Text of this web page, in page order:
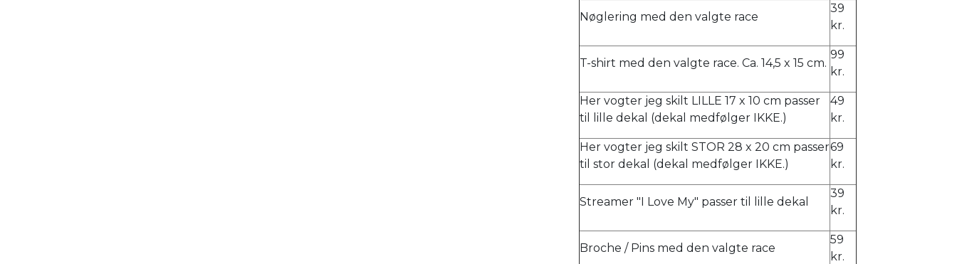
Nøglering med den valgte race
39
kr.
T-shirt med den valgte race. Ca. 14,5 x 15 cm.
99
kr.
Her vogter jeg skilt LILLE 17 x 10 cm passer
til lille dekal (dekal medfølger IKKE.)
49
kr.
Her vogter jeg skilt STOR 28 x 20 cm passer
til stor dekal (dekal medfølger IKKE.)
69
kr.
Streamer "I Love My" passer til lille dekal
39
kr.
Broche / Pins med den valgte race
59
kr.